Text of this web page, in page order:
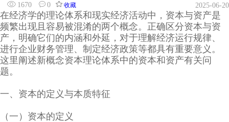
1670
0 收藏 2025-06-20
在经济学的理论体系和现实经济活动中，资本与资产是
频繁出现且容易被混淆的两个概念。正确区分资本与资
产，明确它们的内涵和外延，对于理解经济运行规律、
进行企业财务管理、制定经济政策等都具有重要意义。
这里阐述新概念资本理论体系中的资本和资产有关问
题。
一、资本的定义与本质特征
（一）资本的定义